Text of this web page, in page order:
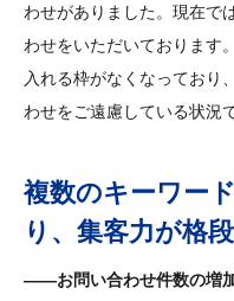
わせがありました。現在で
わせをいただいております
入れる枠がなくなっており
わせをご遠慮している状況
複数のキーワー
り、集客力が格
――お問い合わせ件数の増